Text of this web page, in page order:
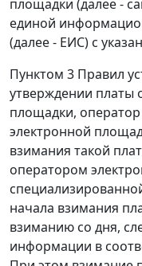
площадки (далее -
единой
(далее - ЕИС) с
Пунктом 3 Правил
утверждении платы
площадки,
электронной
взимания такой
оператором
начала взимания
взиманию со дня,
информации в